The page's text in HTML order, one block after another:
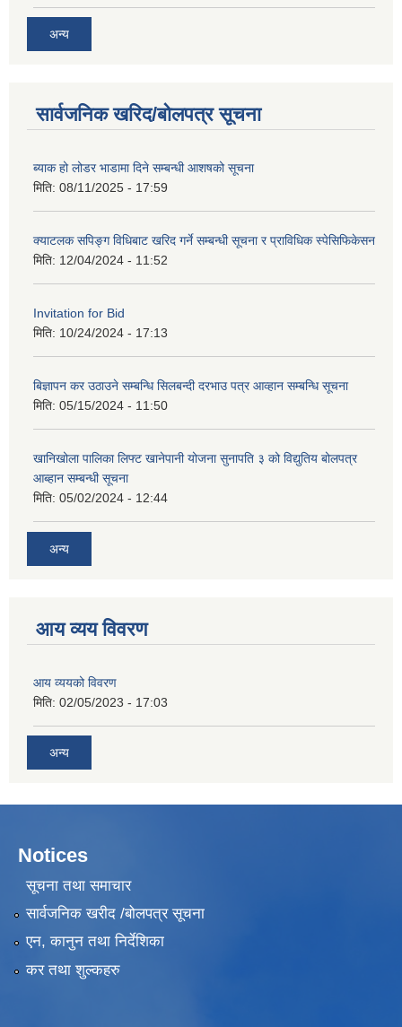
अन्य
सार्वजनिक खरिद/बोलपत्र सूचना
ब्याक हो लोडर भाडामा दिने सम्बन्धी आशषको सूचना
मिति: 08/11/2025 - 17:59
क्याटलक सपिङ्ग विधिबाट खरिद गर्ने सम्बन्धी सूचना र प्राविधिक स्पेसिफिकेसन
मिति: 12/04/2024 - 11:52
Invitation for Bid
मिति: 10/24/2024 - 17:13
बिज्ञापन कर उठाउने सम्बन्धि सिलबन्दी दरभाउ पत्र आव्हान सम्बन्धि सूचना
मिति: 05/15/2024 - 11:50
खानिखोला पालिका लिफ्ट खानेपानी योजना सुनापति ३ को विद्युतिय बोलपत्र
आब्हान सम्बन्धी सूचना
मिति: 05/02/2024 - 12:44
अन्य
आय व्यय विवरण
आय व्ययको विवरण
मिति: 02/05/2023 - 17:03
अन्य
Notices
सूचना तथा समाचार
सार्वजनिक खरीद /बोलपत्र सूचना
एन, कानुन तथा निर्देशिका
कर तथा शुल्कहरु